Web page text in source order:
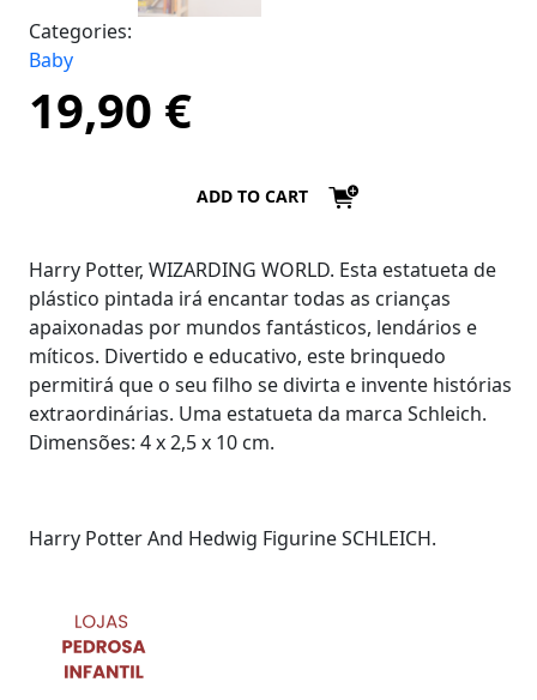
Categories:
Baby
19,90 €
ADD TO CART
Harry Potter, WIZARDING WORLD. Esta estatueta de
plástico pintada irá encantar todas as crianças
apaixonadas por mundos fantásticos, lendários e
míticos. Divertido e educativo, este brinquedo
permitirá que o seu filho se divirta e invente histórias
extraordinárias. Uma estatueta da marca Schleich.
Dimensões: 4 x 2,5 x 10 cm.
Harry Potter And Hedwig Figurine SCHLEICH.